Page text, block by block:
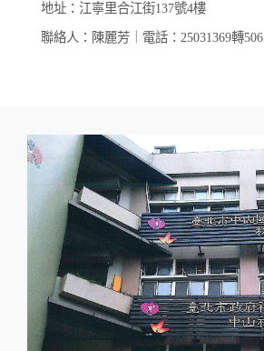
地址：江寧里合江街137號4樓
聯絡人：陳麗芳｜電話：25031369轉506